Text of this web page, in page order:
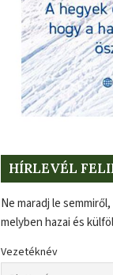
HÍRLEVÉL
Ne maradj le
melyben hazai és
Vezetéknév